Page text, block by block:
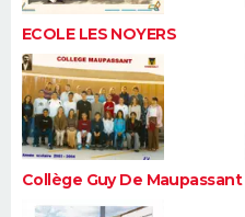
ECOLE LES NOYERS
Collège Guy De Maupassant